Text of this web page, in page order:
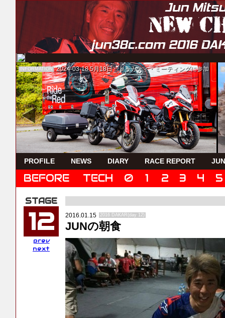
INFORMATION 2024-03-18 5月18日 ドゥカティ・ミーティングに参加
PROFILE NEWS DIARY RACE REPORT
BEFORE TECH 0 1 2 3 4 5
12
prev
next
2016.01.15 2016 DAKAR(day 12)
JUNの朝食